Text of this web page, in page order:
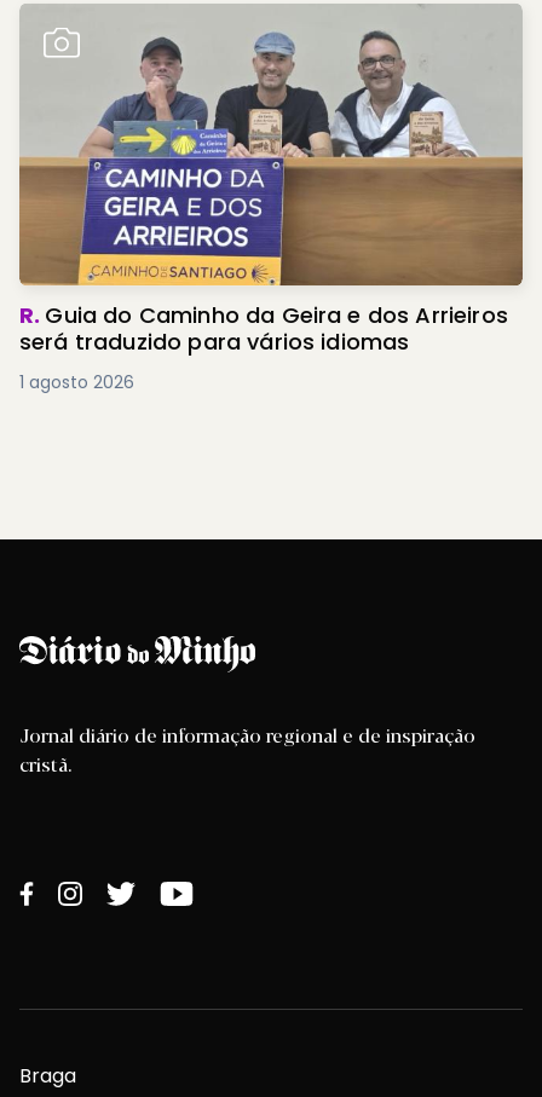
R. Guia do Caminho da Geira e dos Arrieiros
será traduzido para vários idiomas
1 agosto 2026
Jornal diário de informação regional e de inspiração
cristã.
Braga